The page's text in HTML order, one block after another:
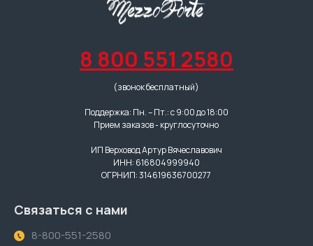
8 800 551 2580
(звонок бесплатный)
Поддержка: Пн. – Пт.: с 9:00 до 18:00
Прием заказов - круглосуточно
ИП Верховод Артур Вячеславович
ИНН: 616804999940
ОГРНИП: 314619636700277
Связаться с нами
8-800-551-2580